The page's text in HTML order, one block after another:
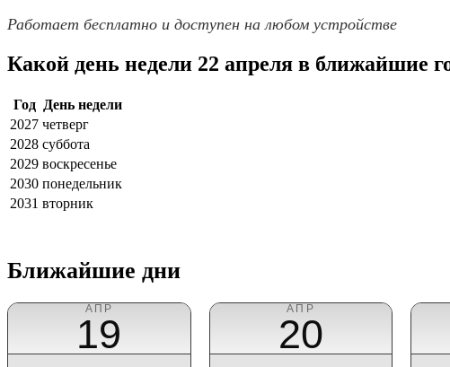
Работает бесплатно и доступен на любом устройстве
Какой день недели 22 апреля в ближайшие
Год
День недели
2027 четверг
2028 суббота
2029 воскресенье
2030 понедельник
2031 вторник
Ближайшие дни
АПР
19
АПР
20